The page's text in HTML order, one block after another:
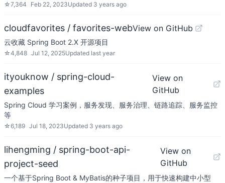
☆7,364 Feb 22, 2023Updated 3 years ago
cloudfavorites / favorites-webView on GitHub
云收藏 Spring Boot 2.X 开源项目
☆4,848 Jul 12, 2025Updated last year
ityouknow / spring-cloud-
examples
View on
GitHub
Spring Cloud 学习案例，服务发现、服务治理、链路追踪、服务监控
等
☆6,189 Jul 18, 2023Updated 3 years ago
lihengming / spring-boot-api-
project-seed
View on
GitHub
一个基于Spring Boot & MyBatis的种子项目，用于快速构建中小型